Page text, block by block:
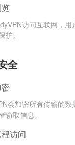
访问互联网，
护。
全
会加密所有传输的
窃取信息。
访问